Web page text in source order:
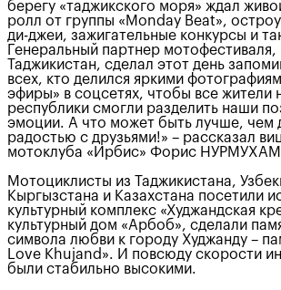
берегу «таджикского моря» ждал
ролл от группы «Monday Beat»,
ди-джеи, зажигательные конкурсы и
Генеральный партнер
Таджикистан, сделал этот день
всех, кто делился яркими
эфиры» в соцсетях, чтобы все жители
республики смогли разделить наши
эмоции. А что может быть лучше, чем
радостью с друзьями!» – рассказал
мотоклуба «Ирбис» Форис
Мотоциклисты из Таджикистана,
Кыргызстана и Казахстана посетили
культурный комплекс «Худжандская
культурный дом «Арбоб», сделали
символа любви к городу Худжанду –
Love Khujand». И повсюду скорости
были стабильно высокими.